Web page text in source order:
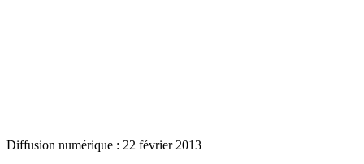
Diffusion numérique : 22 février 2013